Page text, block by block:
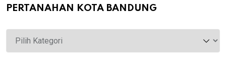
PERTANAHAN KOTA BANDUNG
Selamat
&